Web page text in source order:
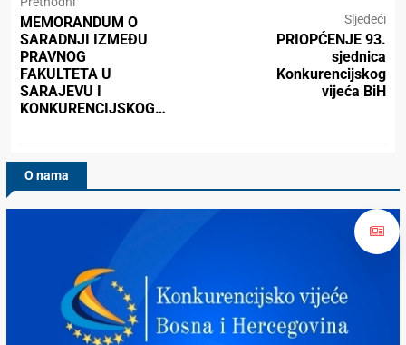
MEMORANDUM O
SARADNJI IZMEĐU
PRAVNOG
FAKULTETA U
SARAJEVU I
KONKURENCIJSKOG…
Sljedeći
PRIOPĆENJE 93.
sjednica
Konkurencijskog
vijeća BiH
O nama